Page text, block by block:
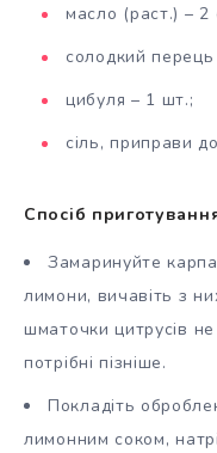
масло (раст.) – 2
солодкий
цибуля – 1 шт.;
сіль, приправи
Спосіб
Замаринуйте
лимони, вичавіть з
шматочки цитрусів
потрібні пізніше.
Покладіть
лимонним соком,